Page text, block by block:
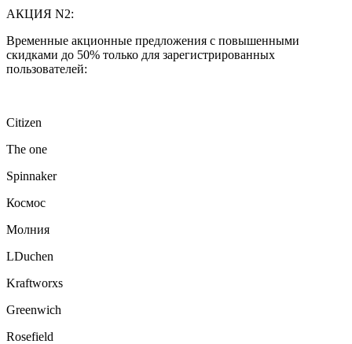
АКЦИЯ N2:
Временные акционные предложения с повышенными
скидками до 50% только для зарегистрированных
пользователей:
Citizen
The one
Spinnaker
Космос
Молния
LDuchen
Kraftworxs
Greenwich
Rosefield